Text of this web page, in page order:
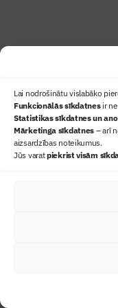
Lai nodrošinātu vislabāko
Funkcionālās sīkdatnesir
Statistikas sīkdatnes un
Mārketinga sīkdatnes – arī
aizsardzības noteikumus.
Jūs varatpiekrist visām